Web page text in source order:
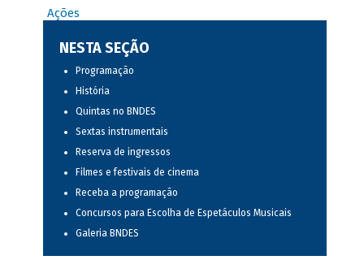
Ações
NESTA SEÇÃO
Programação
História
Quintas no BNDES
Sextas instrumentais
Reserva de ingressos
Filmes e festivais de cinema
Receba a programação
Concursos para Escolha de Espetáculos Musicais
Galeria BNDES